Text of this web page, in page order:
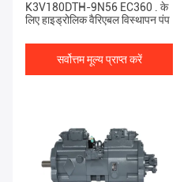
K3V180DTH-9N56 EC360 . के
लिए हाइड्रोलिक वैरिएबल विस्थापन पंप
सर्वोत्तम मूल्य प्राप्त करें